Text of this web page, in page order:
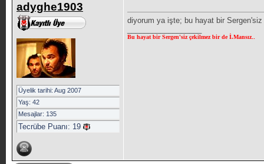
adyghe1903
Üyelik tarihi: Aug 2007
Yaş: 42
Mesajlar: 135
Tecrübe Puanı: 19
diyorum ya işte; bu hayat bir
Bu hayat bir Sergen'siz çekilmez bir de İ.Mansız..